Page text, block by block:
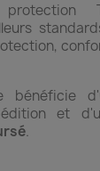
bénéficie
et
.